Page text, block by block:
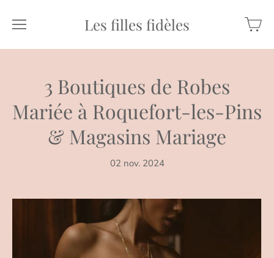
Les filles fidèles
3 Boutiques de Robes
Mariée à Roquefort-les-Pins
& Magasins Mariage
02 nov. 2024